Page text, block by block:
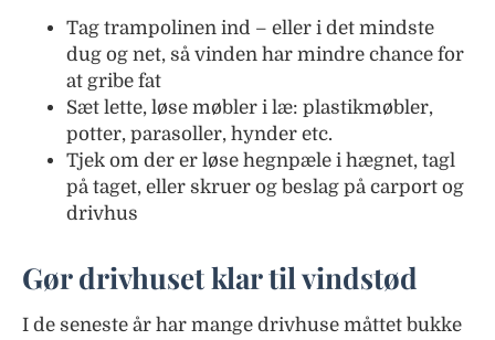
Tag trampolinen ind – eller i det mindste
dug og net, så vinden har mindre chance for
at gribe fat
Sæt lette, løse møbler i læ: plastikmøbler,
potter, parasoller, hynder etc.
Tjek om der er løse hegnpæle i hægnet, tagl
på taget, eller skruer og beslag på carport og
drivhus
Gør drivhuset klar til vindstød
I de seneste år har mange drivhuse måttet bukke